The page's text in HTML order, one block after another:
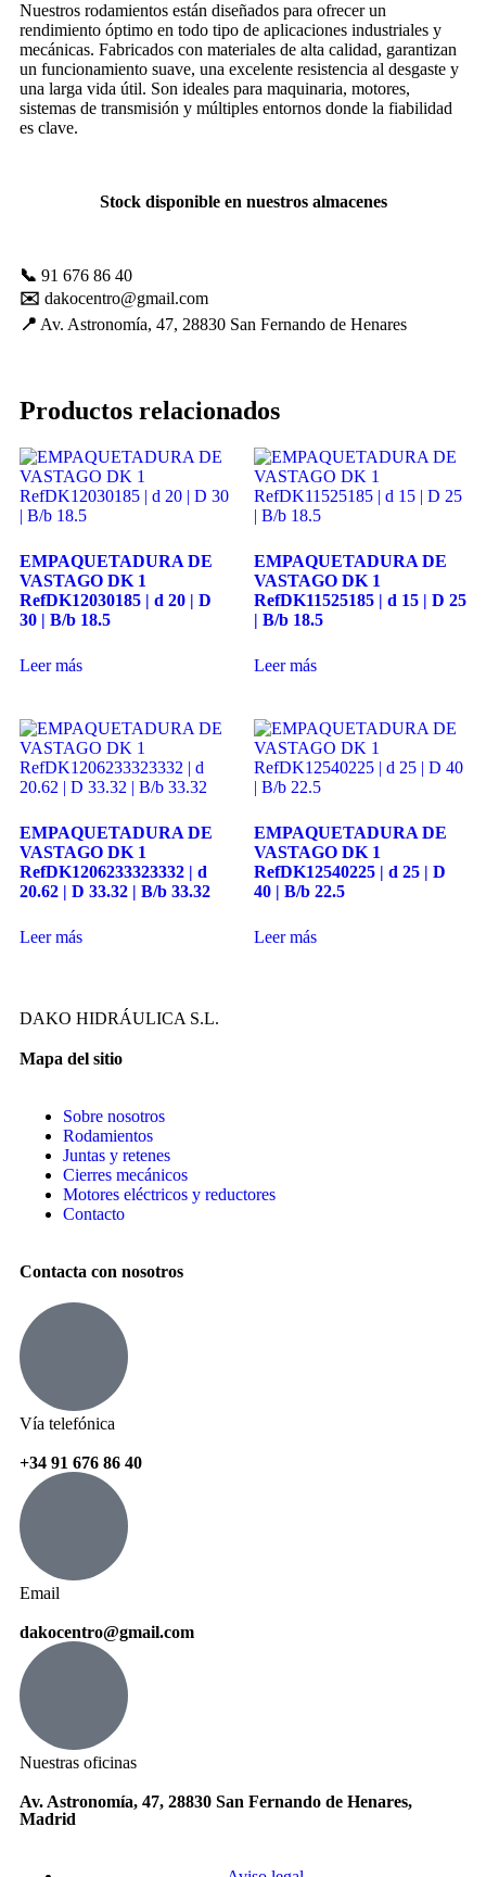
Nuestros rodamientos están diseñados para ofrecer un
rendimiento óptimo en todo tipo de aplicaciones industriales y
mecánicas. Fabricados con materiales de alta calidad, garantizan
un funcionamiento suave, una excelente resistencia al desgaste y
una larga vida útil. Son ideales para maquinaria, motores,
sistemas de transmisión y múltiples entornos donde la fiabilidad
es clave.
Stock disponible en nuestros almacenes
📞 91 676 86 40
✉️ dakocentro@gmail.com
📍 Av. Astronomía, 47, 28830 San Fernando de Henares
Productos relacionados
EMPAQUETADURA DE
VASTAGO DK 1
RefDK12030185 | d 20 | D
30 | B/b 18.5
Leer más
EMPAQUETADURA DE
VASTAGO DK 1
RefDK11525185 | d 15 | D 25
| B/b 18.5
Leer más
EMPAQUETADURA DE
VASTAGO DK 1
RefDK1206233323332 | d
20.62 | D 33.32 | B/b 33.32
Leer más
EMPAQUETADURA DE
VASTAGO DK 1
RefDK12540225 | d 25 | D
40 | B/b 22.5
Leer más
DAKO HIDRÁULICA S.L.
Mapa del sitio
Sobre nosotros
Rodamientos
Juntas y retenes
Cierres mecánicos
Motores eléctricos y reductores
Contacto
Contacta con nosotros
Vía telefónica
+34 91 676 86 40
Email
dakocentro@gmail.com
Nuestras oficinas
Av. Astronomía, 47, 28830 San Fernando de Henares,
Madrid
Experiencia
Para que
nuestra web
funcione lo
mejor posible
durante tu
Si rechaza estas
cookies,
funcionalidades
serás de gran
Marketing
Al compartir
comportamiento
mientras visitas
nuestro sitio,
aumentas la
ver contenido y
Así verás lo que
realmente te
interesa.